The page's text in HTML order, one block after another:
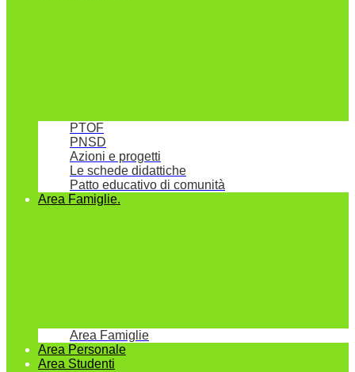
PTOF
PNSD
Azioni e progetti
Le schede didattiche
Patto educativo di comunità
Area Famiglie.
Area Famiglie
Area Personale
Area Studenti